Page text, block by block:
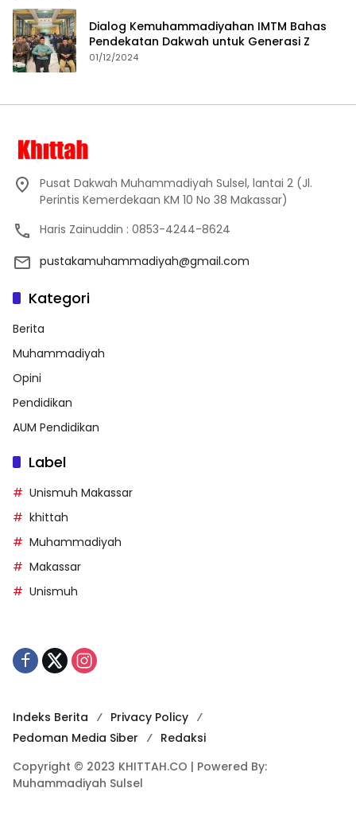
Dialog Kemuhammadiyahan IMTM Bahas
Pendekatan Dakwah untuk Generasi Z
01/12/2024
Pusat Dakwah Muhammadiyah Sulsel, lantai 2 (Jl.
Perintis Kemerdekaan KM 10 No 38 Makassar)
Haris Zainuddin : 0853-4244-8624
pustakamuhammadiyah@gmail.com
Kategori
Berita
Muhammadiyah
Opini
Pendidikan
AUM Pendidikan
Label
Unismuh Makassar
khittah
Muhammadiyah
Makassar
Unismuh
Indeks Berita
Privacy Policy
Pedoman Media Siber
Redaksi
Copyright © 2023 KHITTAH.CO | Powered By:
Muhammadiyah Sulsel